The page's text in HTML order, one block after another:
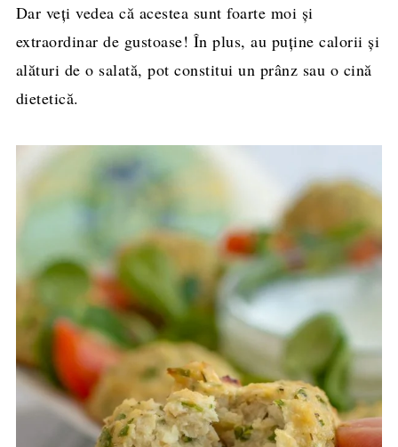
Dar veți vedea că acestea sunt foarte moi și
extraordinar de gustoase! În plus, au puține calorii și
alături de o salată, pot constitui un prânz sau o cină
dietetică.